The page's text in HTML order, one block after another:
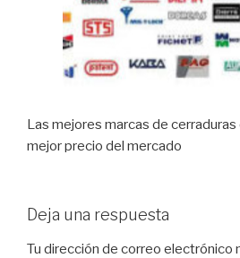
Las mejores marcas de cerraduras
mejor precio del mercado
Deja una respuesta
Tu dirección de correo electrónico